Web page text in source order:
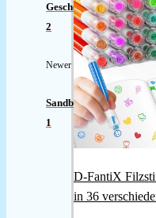
Geschenk
2
Newer
Sandburg
1
D-FantiX
in 36